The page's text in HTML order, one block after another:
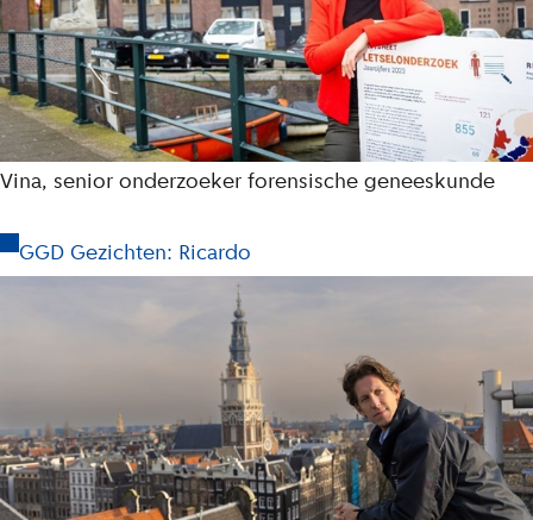
Vina, senior onderzoeker forensische geneeskunde
GGD Gezichten: Ricardo